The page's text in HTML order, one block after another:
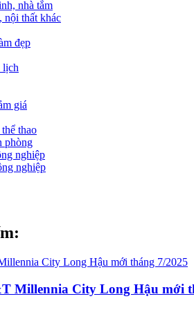
nhà tắm
nội thất khác
đẹp
lịch
giá
thao
phòng
nghiệp
nghiệp
Millennia City Long Hậu mới